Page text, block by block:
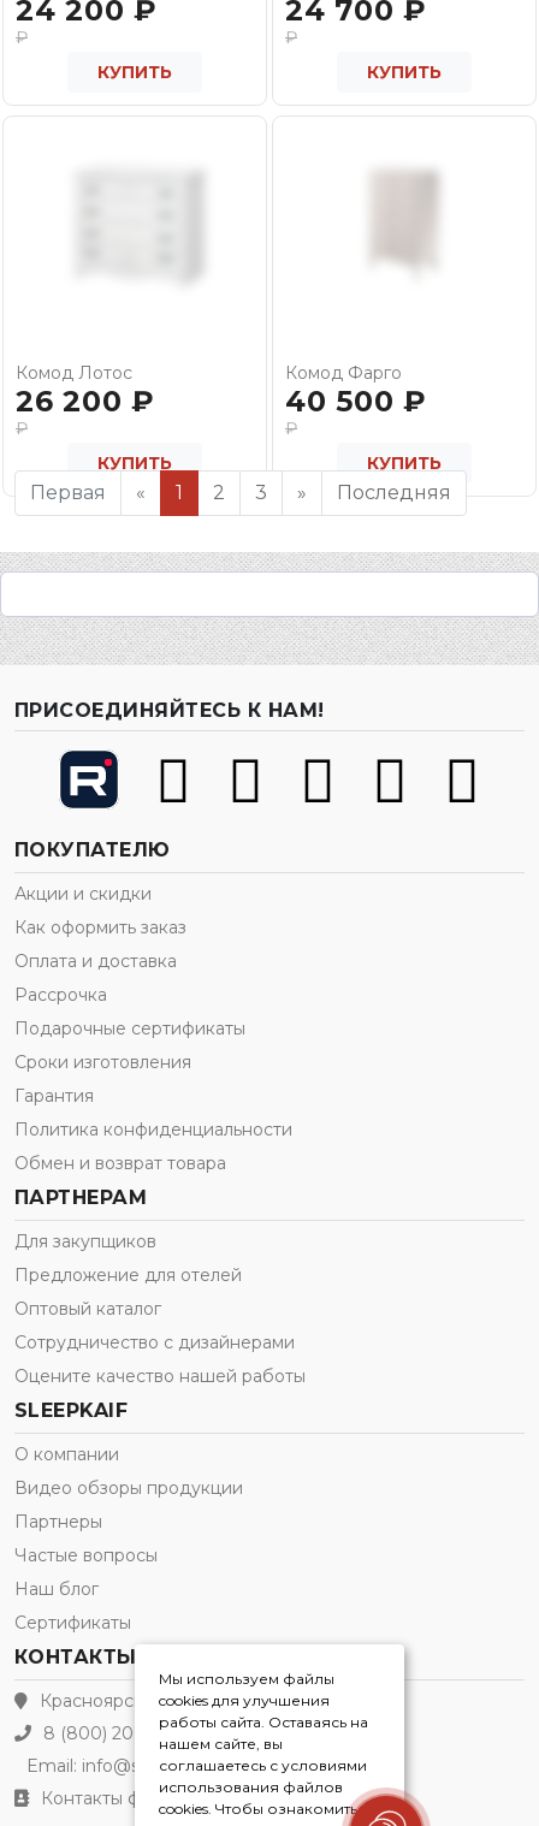
Мы используем файлы
cookies для улучшения
работы сайта. Оставаясь на
нашем сайте, вы
соглашаетесь с условиями
использования файлов
cookies. Чтобы ознакомиться
24 200 ₽
₽
КУПИТЬ
24 700 ₽
₽
КУПИТЬ
Комод Лотос
26 200 ₽
₽
КУПИТЬ
Комод Фарго
40 500 ₽
₽
КУПИТЬ
Первая « 1 2 3 » Последняя
ПРИСОЕДИНЯЙТЕСЬ К НАМ!
ПОКУПАТЕЛЮ
Акции и скидки
Как оформить заказ
Оплата и доставка
Рассрочка
Подарочные сертификаты
Сроки изготовления
Гарантия
Политика конфиденциальности
Обмен и возврат товара
ПАРТНЕРАМ
Для закупщиков
Предложение для отелей
Оптовый каталог
Сотрудничество с дизайнерами
Оцените качество нашей работы
SLEEPKAIF
О компании
Видео обзоры продукции
Партнеры
Частые вопросы
Наш блог
Сертификаты
КОНТАКТЫ
Красноярск
8 (800) 200-21-91
Email: info@sleepkaif.ru
Контакты филиалов